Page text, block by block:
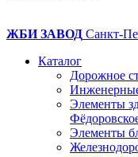
ЖБИ ЗАВОД Санкт-
Каталог
Дорожное
Элементы
Элементы